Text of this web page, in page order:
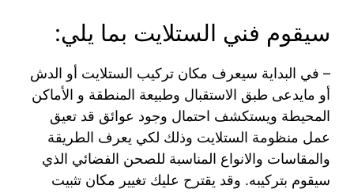
سيقوم فني الستلايت بما يلي:
– في البداية سيعرف مكان تركيب الستلايت أو الدش
أو مايدعى طبق الاستقبال وطبيعة المنطقة و الأماكن
المحيطة ويستكشف احتمال وجود عوائق قد تعيق
عمل منظومة الستلايت وذلك لكي يعرف الطريقة
والمقاسات والانواع المناسبة للصحن الفضائي الذي
سيقوم بتركيبه. وقد يقترح عليك تغيير مكان تثبيت